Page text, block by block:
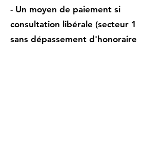
- Un moyen de paiement si
consultation libérale (secteur 1
sans dépassement d'honoraire